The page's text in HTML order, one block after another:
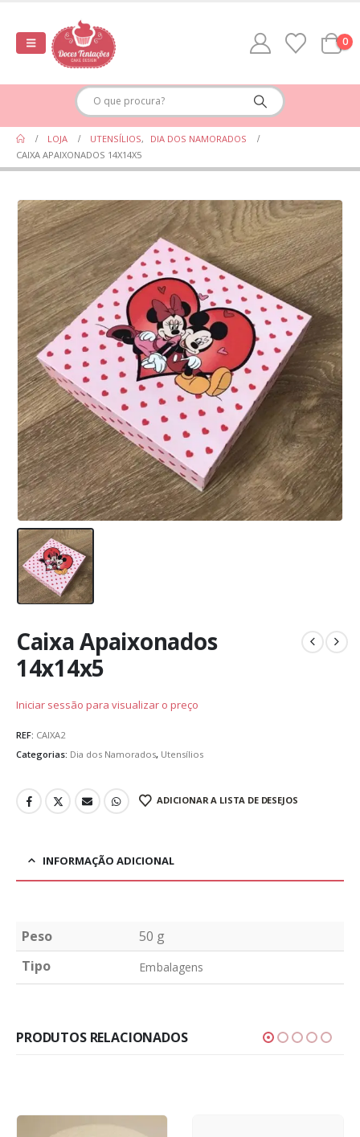
0
LOJA UTENSÍLIOS,
DIA DOS NAMORADOS
CAIXA APAIXONADOS 14X14X5
Caixa Apaixonados
14x14x5
Iniciar sessão para visualizar o preço
REF: CAIXA2
Categorias: Dia dos Namorados, Utensílios
ADICIONAR A LISTA DE DESEJOS
INFORMAÇÃO ADICIONAL
Peso
50 g
Tipo
Embalagens
PRODUTOS RELACIONADOS